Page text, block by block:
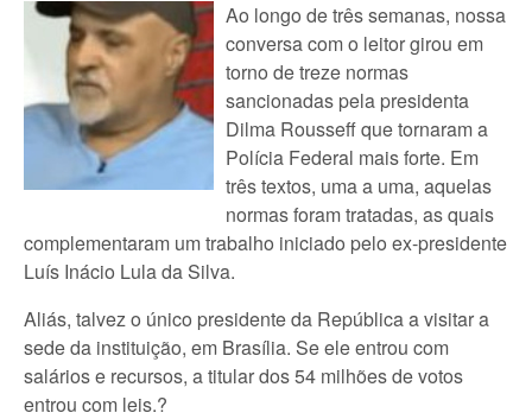
Ao longo de três semanas, nossa
conversa com o leitor girou em
torno de treze normas
sancionadas pela presidenta
Dilma Rousseff que tornaram a
Polícia Federal mais forte. Em
três textos, uma a uma, aquelas
normas foram tratadas, as quais
complementaram um trabalho iniciado pelo ex-presidente
Luís Inácio Lula da Silva.
Aliás, talvez o único presidente da República a visitar a
sede da instituição, em Brasília. Se ele entrou com
salários e recursos, a titular dos 54 milhões de votos
entrou com leis.?